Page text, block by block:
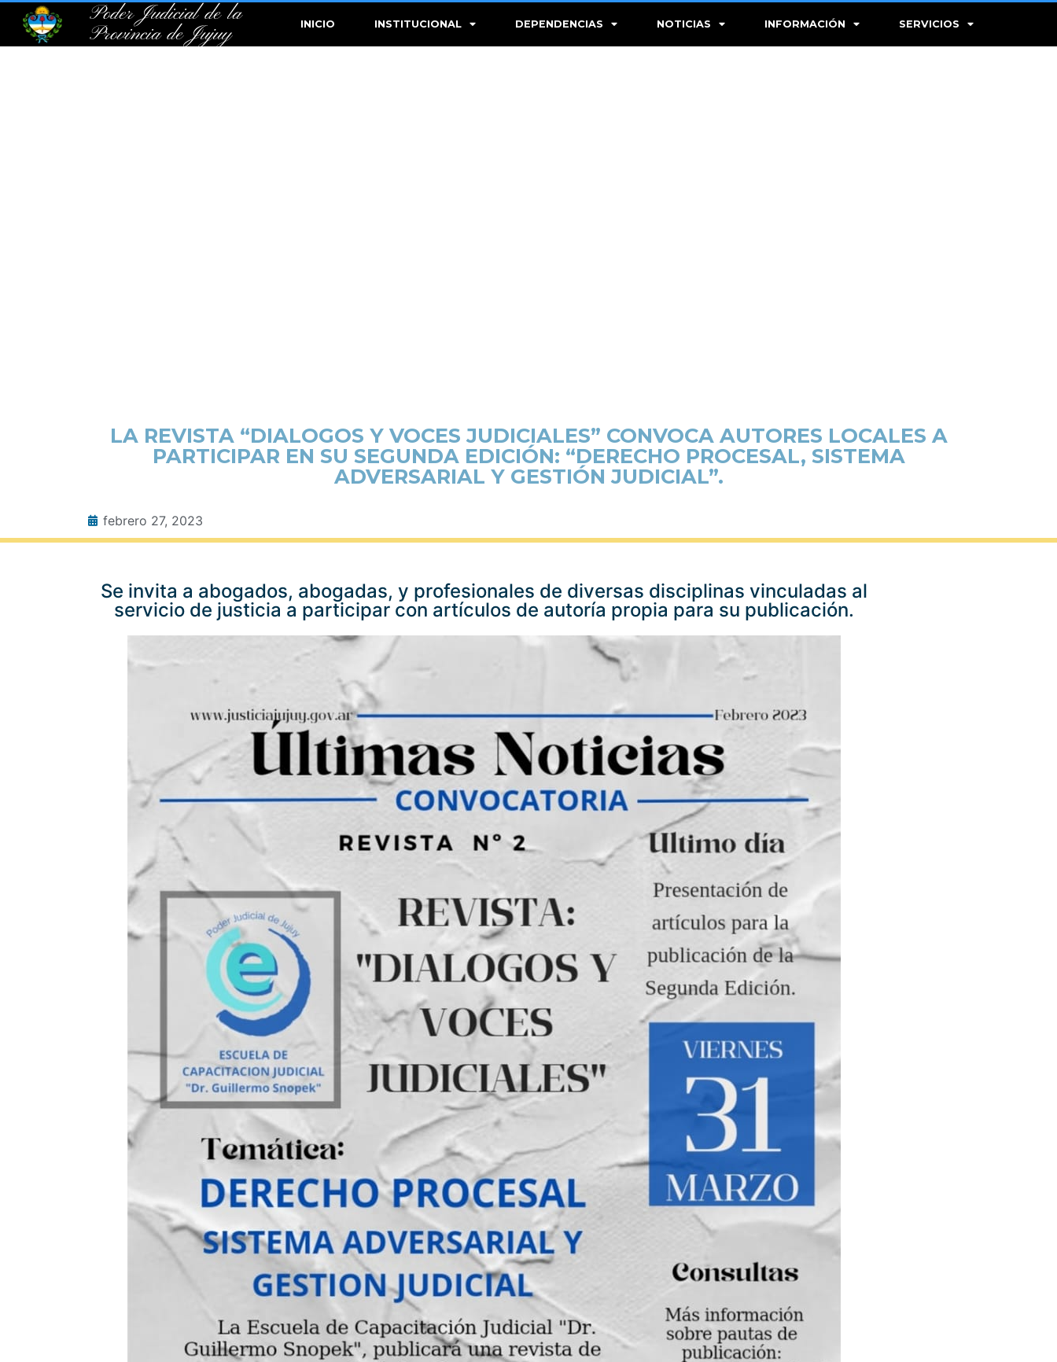
Poder Judicial de la
Provincia de Jujuy
INICIO INSTITUCIONAL DEPENDENCIAS NOTICIAS INFORMACIÓN SERVICIOS
LA REVISTA “DIALOGOS Y VOCES JUDICIALES” CONVOCA AUTORES LOCALES A
PARTICIPAR EN SU SEGUNDA EDICIÓN: “DERECHO PROCESAL, SISTEMA
ADVERSARIAL Y GESTIÓN JUDICIAL”.
febrero 27, 2023
Se invita a abogados, abogadas, y profesionales de diversas disciplinas vinculadas al
servicio de justicia a participar con artículos de autoría propia para su publicación.